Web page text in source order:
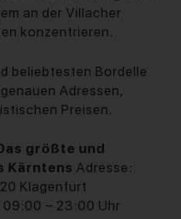
an der Villacher
konzentrieren.
beliebtesten Bordelle
Adressen,
Preisen.
größte und
Kärntens Adresse:
Klagenfurt
– 23:00 Uhr